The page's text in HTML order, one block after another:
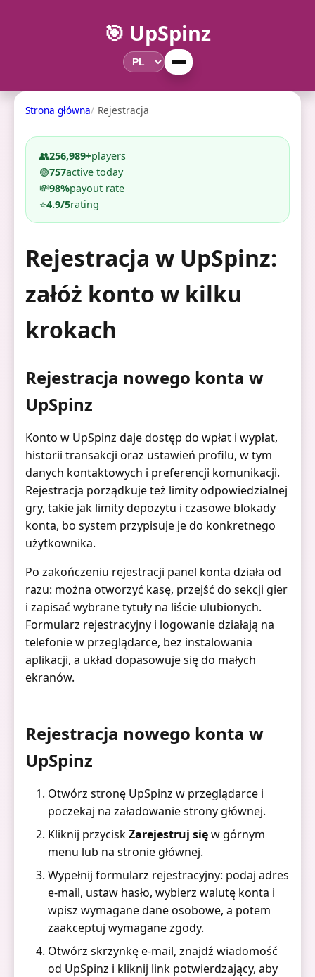
🎯 UpSpinz
Strona główna Rejestracja
👥256,989+players
🟢757active today
💸98%payout rate
⭐4.9/5rating
Rejestracja w UpSpinz:
załóż konto w kilku
krokach
Rejestracja nowego konta w
UpSpinz
Konto w UpSpinz daje dostęp do wpłat i wypłat,
historii transakcji oraz ustawień profilu, w tym
danych kontaktowych i preferencji komunikacji.
Rejestracja porządkuje też limity odpowiedzialnej
gry, takie jak limity depozytu i czasowe blokady
konta, bo system przypisuje je do konkretnego
użytkownika.
Po zakończeniu rejestracji panel konta działa od
razu: można otworzyć kasę, przejść do sekcji gier
i zapisać wybrane tytuły na liście ulubionych.
Formularz rejestracyjny i logowanie działają na
telefonie w przeglądarce, bez instalowania
aplikacji, a układ dopasowuje się do małych
ekranów.
Rejestracja nowego konta w
UpSpinz
Otwórz stronę UpSpinz w przeglądarce i
poczekaj na załadowanie strony głównej.
Kliknij przyciskZarejestruj sięw górnym
menu lub na stronie głównej.
Wypełnij formularz rejestracyjny: podaj adres
e-mail, ustaw hasło, wybierz walutę konta i
wpisz wymagane dane osobowe, a potem
zaakceptuj wymagane zgody.
Otwórz skrzynkę e-mail, znajdź wiadomość
od UpSpinz i kliknij link potwierdzający, aby